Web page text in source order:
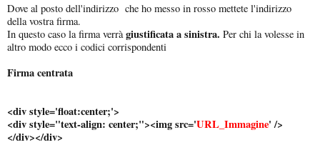
Dove al posto dell'indirizzo che ho messo in rosso mettete l'indirizzo
della vostra firma.
In questo caso la firma verràgiustificata a sinistra. Per chi la volesse in
altro modo ecco i codici corrispondenti
Firma centrata
<div style='float:center;'>
<div style="text-align: center;"><img src='URL_Immagine' />
</div></div>